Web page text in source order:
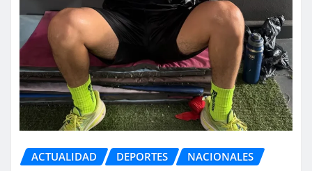
ACTUALIDAD DEPORTES NACIONALES